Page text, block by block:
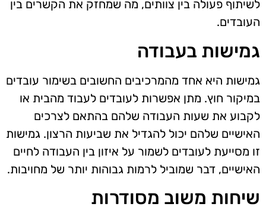
לשיתוף פעולה בין צוותים, מה שמחזק את הקשרים בין
העובדים.
גמישות בעבודה
גמישות היא אחד מהמרכיבים החשובים בשימור עובדים
במיקור חוץ. מתן אפשרות לעובדים לעבוד מהבית או
לקבוע את שעות העבודה שלהם בהתאם לצרכים
האישיים שלהם יכול להגדיל את שביעות הרצון. גמישות
זו מסייעת לעובדים לשמור על איזון בין העבודה לחיים
האישיים, דבר שמוביל לרמות גבוהות יותר של מחויבות.
שיחות משוב מסודרות